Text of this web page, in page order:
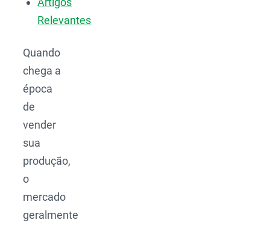
Relevantes
Quando
chega a
época
de
vender
sua
produção,
o
mercado
geralmente